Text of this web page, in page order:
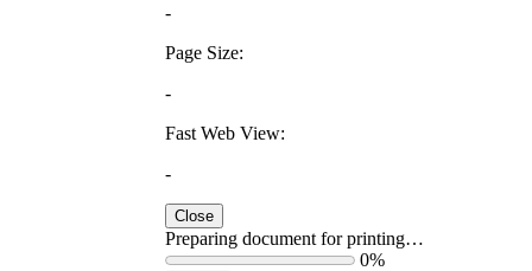
-
Page Size:
-
Fast Web View:
-
Close
Preparing document for printing…
0%